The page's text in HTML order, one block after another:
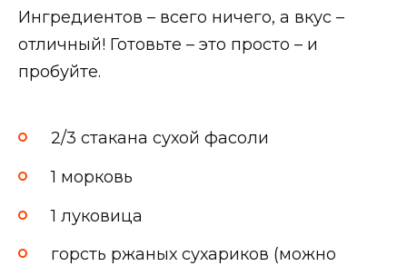
Ингредиентов – всего ничего, а вкус –
отличный! Готовьте – это просто – и
пробуйте.
2/3 стакана сухой фасоли
1 морковь
1 луковица
горсть ржаных сухариков (можно